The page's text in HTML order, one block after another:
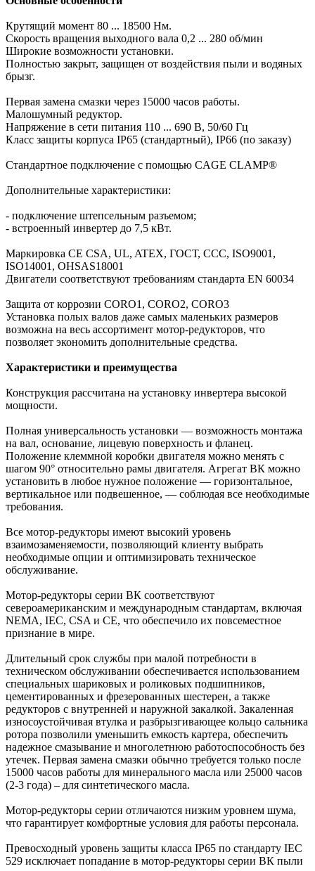
Крутящий момент 80 ... 18500 Нм.
Скорость вращения выходного вала 0,2 ... 280 об/мин
Широкие возможности установки.
Полностью закрыт, защищен от воздействия пыли и водяных
брызг.
Первая замена смазки через 15000 часов работы.
Малошумный редуктор.
Напряжение в сети питания 110 ... 690 В, 50/60 Гц
Класс защиты корпуса IP65 (стандартный), IP66 (по заказу)
Стандартное подключение с помощью CAGE CLAMP®
Дополнительные характеристики:
- подключение штепсельным разъемом;
- встроенный инвертер до 7,5 кВт.
Маркировка СЕ CSA, UL, ATEX, ГОСТ, CCC, ISO9001,
ISO14001, OHSAS18001
Двигатели соответствуют требованиям стандарта EN 60034
Защита от коррозии CORO1, CORO2, CORO3
Установка полых валов даже самых маленьких размеров
возможна на весь ассортимент мотор-редукторов, что
позволяет экономить дополнительные средства.
Характеристики и преимущества
Конструкция рассчитана на установку инвертера высокой
мощности.
Полная универсальность установки — возможность монтажа
на вал, основание, лицевую поверхность и фланец.
Положение клеммной коробки двигателя можно менять с
шагом 90° относительно рамы двигателя. Агрегат BК можно
установить в любое нужное положение — горизонтальное,
вертикальное или подвешенное, — соблюдая все необходимые
требования.
Все мотор-редукторы имеют высокий уровень
взаимозаменяемости, позволяющий клиенту выбрать
необходимые опции и оптимизировать техническое
обслуживание.
Мотор-редукторы серии BК соответствуют
североамериканским и международным стандартам, включая
NEMA, IEC, CSA и CE, что обеспечило их повсеместное
признание в мире.
Длительный срок службы при малой потребности в
техническом обслуживании обеспечивается использованием
специальных шариковых и роликовых подшипников,
цементированных и фрезерованных шестерен, а также
редукторов с внутренней и наружной закалкой. Закаленная
износоустойчивая втулка и разбрызгивающее кольцо сальника
ротора позволили уменьшить емкость картера, обеспечить
надежное смазывание и многолетнюю работоспособность без
утечек. Первая замена смазки обычно требуется только после
15000 часов работы для минерального масла или 25000 часов
(2-3 года) – для синтетического масла.
Мотор-редукторы серии отличаются низким уровнем шума,
что гарантирует комфортные условия для работы персонала.
Превосходный уровень защиты класса IP65 по стандарту IEC
529 исключает попадание в мотор-редукторы серии BК пыли